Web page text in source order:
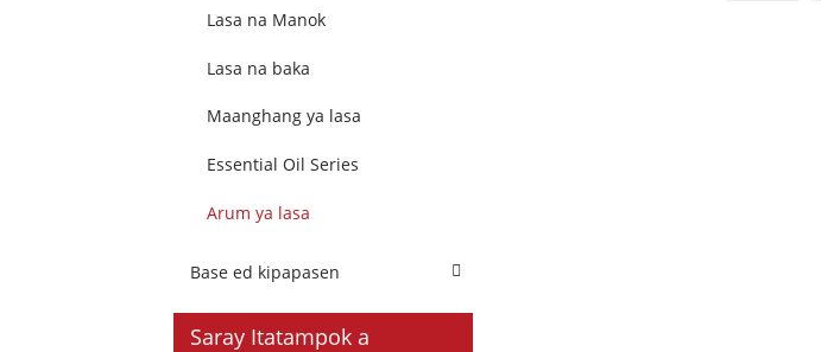
Lasa na Manok
Lasa na baka
Maanghang ya lasa
Essential Oil Series
Arum ya lasa
Base ed kipapasen
Saray Itatampok a